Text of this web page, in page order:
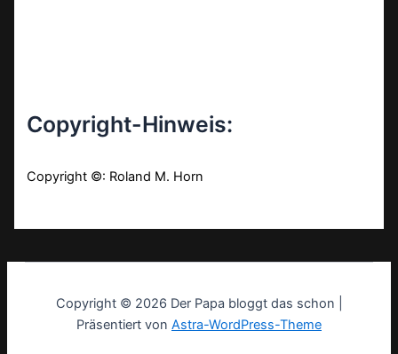
Copyright-Hinweis:
Copyright ©: Roland M. Horn
Copyright © 2026 Der Papa bloggt das schon |
Präsentiert von Astra-WordPress-Theme